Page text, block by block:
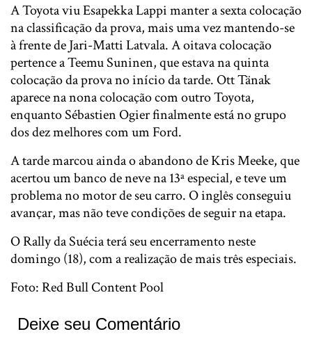
A Toyota viu Esapekka Lappi manter a sexta colocação
na classificação da prova, mais uma vez mantendo-se
à frente de Jari-Matti Latvala. A oitava colocação
pertence a Teemu Suninen, que estava na quinta
colocação da prova no início da tarde. Ott Tänak
aparece na nona colocação com outro Toyota,
enquanto Sébastien Ogier finalmente está no grupo
dos dez melhores com um Ford.
A tarde marcou ainda o abandono de Kris Meeke, que
acertou um banco de neve na 13ª especial, e teve um
problema no motor de seu carro. O inglês conseguiu
avançar, mas não teve condições de seguir na etapa.
O Rally da Suécia terá seu encerramento neste
domingo (18), com a realização de mais três especiais.
Foto: Red Bull Content Pool
Deixe seu Comentário